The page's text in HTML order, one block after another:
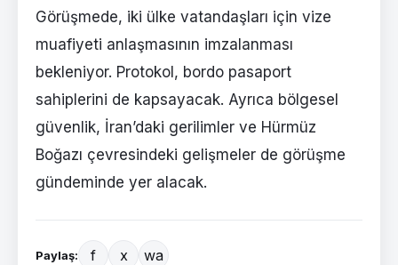
Görüşmede, iki ülke vatandaşları için vize
muafiyeti anlaşmasının imzalanması
bekleniyor. Protokol, bordo pasaport
sahiplerini de kapsayacak. Ayrıca bölgesel
güvenlik, İran’daki gerilimler ve Hürmüz
Boğazı çevresindeki gelişmeler de görüşme
gündeminde yer alacak.
Paylaş: f x wa